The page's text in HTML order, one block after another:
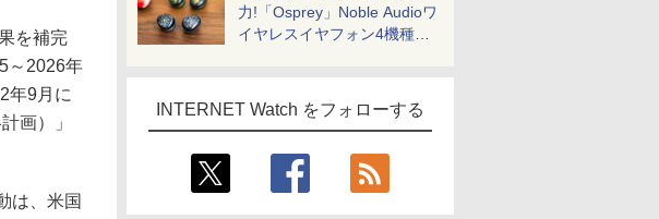
力!「Osprey」Noble Audioワ
イヤレスイヤフォン4機種を
INTERNET Watch をフォローする
を補完
～2026年
年9月に
画）」
は、米国